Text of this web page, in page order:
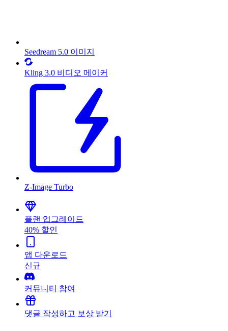
Seedream 5.0 이미지
Kling 3.0 비디오 메이커
Z-Image Turbo
플랜 업그레이드
40% 할인
앱 다운로드
신규
커뮤니티 참여
댓글 작성하고 보상 받기